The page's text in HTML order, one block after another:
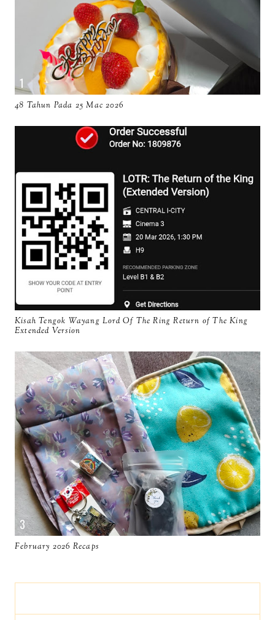
48 Tahun Pada 25 Mac 2026
Kisah Tengok Wayang Lord Of The Ring Return of The King
Extended Version
February 2026 Recaps